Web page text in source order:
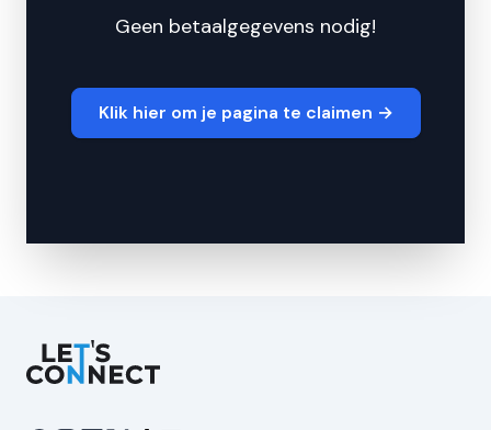
Geen betaalgegevens nodig!
Klik hier om je pagina te claimen →
Let's Connect